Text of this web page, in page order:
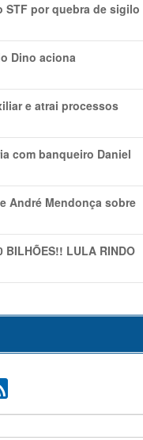
por quebra de sigilo
Dino aciona
e atrai processos
com banqueiro Daniel
André Mendonça sobre
BILHÕES!! LULA RINDO